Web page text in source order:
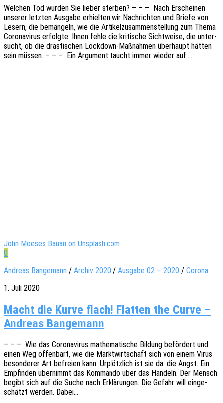
Welchen Tod würden Sie lieber ster­ben? – – – Nach Erschei­nen
unse­rer letz­ten Ausga­be erhiel­ten wir Nach­rich­ten und Briefe von
Lesern, die bemän­geln, wie die Arti­kel­zu­sam­men­stel­lung zum Thema
Coro­na­vi­rus erfolg­te. Ihnen fehle die kriti­sche Sicht­wei­se, die unter­
sucht, ob die dras­ti­schen Lock­­down-Maßnah­­men über­haupt hätten
sein müssen. – – – Ein Argu­ment taucht immer wieder auf:…
John Moeses Bauan on Unsplash.com
0
Andreas Bangemann / Archiv 2020 / Ausgabe 02 – 2020 / Corona
1. Juli 2020
Macht die Kurve flach! Flatten the Curve –
Andreas Bangemann
– – – Wie das Coro­na­vi­rus mathe­ma­ti­sche Bildung beför­dert und
einen Weg offen­bart, wie die Markt­wirt­schaft sich von einem Virus
beson­de­rer Art befrei­en kann. Urplötz­lich ist sie da: die Angst. Ein
Empfin­den über­nimmt das Komman­do über das Handeln. Der Mensch
begibt sich auf die Suche nach Erklä­run­gen. Die Gefahr will einge­
schätzt werden. Dabei…